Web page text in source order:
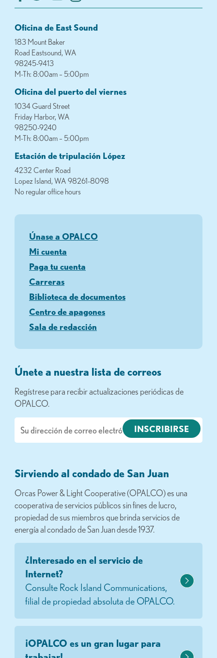
Oficina de East Sound
183 Mount Baker
Road Eastsound, WA
98245-9413
M-Th: 8:00am – 5:00pm
Oficina del puerto del viernes
1034 Guard Street
Friday Harbor, WA
98250-9240
M-Th: 8:00am – 5:00pm
Estación de tripulación López
4232 Center Road
Lopez Island, WA 98261-8098
No regular office hours
Únase a OPALCO
Mi cuenta
Paga tu cuenta
Carreras
Biblioteca de documentos
Centro de apagones
Sala de redacción
Únete a nuestra lista de correos
Regístrese para recibir actualizaciones periódicas de
OPALCO.
electrónico
Sirviendo al condado de San Juan
Orcas Power & Light Cooperative (OPALCO) es una
cooperativa de servicios públicos sin fines de lucro,
propiedad de sus miembros que brinda servicios de
energía al condado de San Juan desde 1937.
¿Interesado en el servicio de
Internet?
Consulte Rock Island Communications,
filial de propiedad absoluta de OPALCO.
¡OPALCO es un gran lugar para